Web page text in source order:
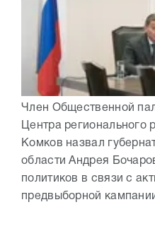
Член Общественной
Центра регионального
Комков назвал
области Андрея
политиков в связи с
предвыборной